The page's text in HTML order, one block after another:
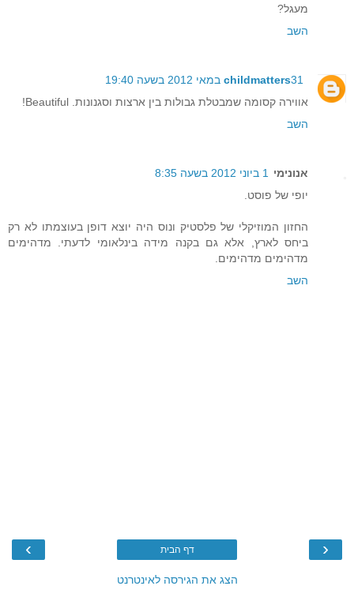
מעגל?
השב
childmatters31 במאי 2012 בשעה 19:40
אווירה קסומה שמבטלת גבולות בין ארצות וסגנונות. Beautiful!
השב
אנונימי
1 ביוני 2012 בשעה 8:35
יופי של פוסט.
החזון המוזיקלי של פלסטיק ונוס היה יוצא דופן בעוצמתו לא רק
ביחס לארץ, אלא גם בקנה מידה בינלאומי לדעתי. מדהימים
מדהימים מדהימים.
השב
‹
› דף הבית
הצג את הגירסה לאינטרנט